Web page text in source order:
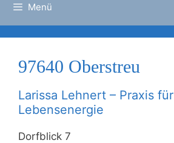
Menü
97640 Oberstreu
Larissa Lehnert – Praxis für
Lebensenergie
Dorfblick 7